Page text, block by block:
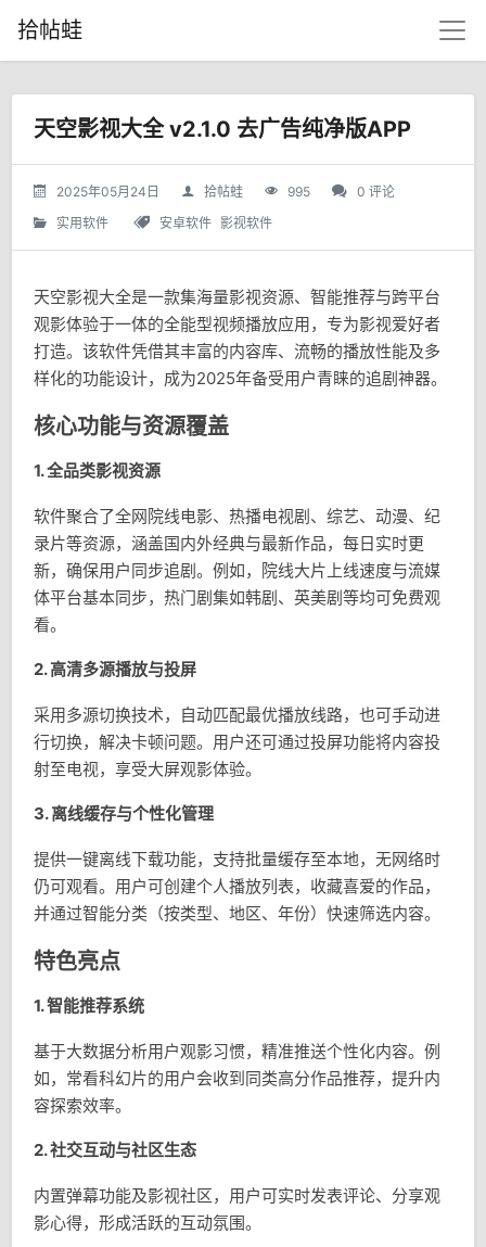
拾帖蛙
天空影视大全 v2.1.0 去广告纯净版APP
2025年05月24日 拾帖蛙 995
0 评论
实用软件
安卓软件 影视软件
天空影视大全是一款集海量影视资源、智能推荐与跨平台
观影体验于一体的全能型视频播放应用，专为影视爱好者
打造。该软件凭借其丰富的内容库、流畅的播放性能及多
样化的功能设计，成为2025年备受用户青睐的追剧神器。
核心功能与资源覆盖
1.全品类影视资源
软件聚合了全网院线电影、热播电视剧、综艺、动漫、纪
录片等资源，涵盖国内外经典与最新作品，每日实时更
新，确保用户同步追剧。例如，院线大片上线速度与流媒
体平台基本同步，热门剧集如韩剧、英美剧等均可免费观
看。
2.高清多源播放与投屏
采用多源切换技术，自动匹配最优播放线路，也可手动进
行切换，解决卡顿问题。用户还可通过投屏功能将内容投
射至电视，享受大屏观影体验。
3.离线缓存与个性化管理
提供一键离线下载功能，支持批量缓存至本地，无网络时
仍可观看。用户可创建个人播放列表，收藏喜爱的作品，
并通过智能分类（按类型、地区、年份）快速筛选内容。
特色亮点
1.智能推荐系统
基于大数据分析用户观影习惯，精准推送个性化内容。例
如，常看科幻片的用户会收到同类高分作品推荐，提升内
容探索效率。
2.社交互动与社区生态
内置弹幕功能及影视社区，用户可实时发表评论、分享观
影心得，形成活跃的互动氛围。